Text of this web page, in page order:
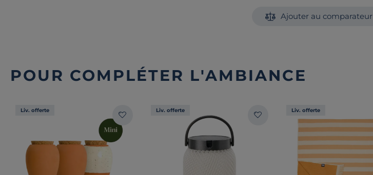
Ajouter au comparateur
POUR COMPLÉTER L'AMBIANCE
Liv. offerte Liv. offerte Liv. offerte